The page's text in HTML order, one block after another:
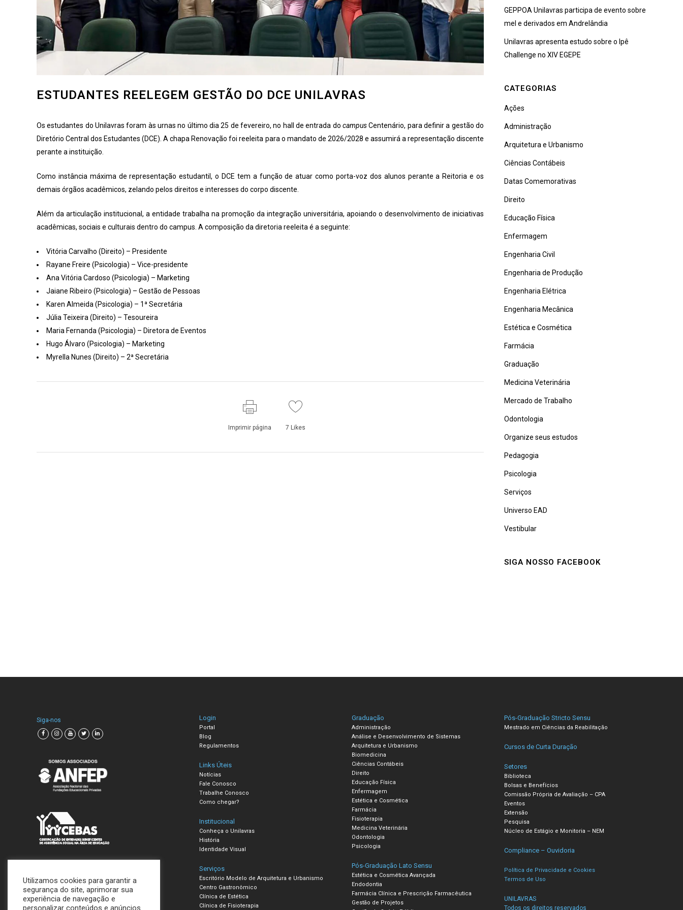
ESTUDANTES REELEGEM GESTÃO DO DCE UNILAVRAS
Os estudantes do Unilavras foram às urnas no último dia 25 de fevereiro, no hall de entrada do campusCentenário, para definir a gestão do
Diretório Central dos Estudantes (DCE). A chapa Renovação foi reeleita para o mandato de 2026/2028 e assumirá a representação discente
perante a instituição.
Como instância máxima de representação estudantil, o DCE tem a função de atuar como porta-voz dos alunos perante a Reitoria e os
demais órgãos acadêmicos, zelando pelos direitos e interesses do corpo discente.
Além da articulação institucional, a entidade trabalha na promoção da integração universitária, apoiando o desenvolvimento de iniciativas
acadêmicas, sociais e culturais dentro do campus. A composição da diretoria reeleita é a seguinte:
Vitória Carvalho (Direito) – Presidente
Rayane Freire (Psicologia) – Vice-presidente
Ana Vitória Cardoso (Psicologia) – Marketing
Jaiane Ribeiro (Psicologia) – Gestão de Pessoas
Karen Almeida (Psicologia) – 1ª Secretária
Júlia Teixeira (Direito) – Tesoureira
Maria Fernanda (Psicologia) – Diretora de Eventos
Hugo Álvaro (Psicologia) – Marketing
Myrella Nunes (Direito) – 2ª Secretária
Imprimir página 7 Likes
GEPPOA Unilavras participa de evento sobre
mel e derivados em Andrelândia
Unilavras apresenta estudo sobre o Ipê
Challenge no XIV EGEPE
CATEGORIAS
Ações
Administração
Arquitetura e Urbanismo
Ciências Contábeis
Datas Comemorativas
Direito
Educação Física
Enfermagem
Engenharia Civil
Engenharia de Produção
Engenharia Elétrica
Engenharia Mecânica
Estética e Cosmética
Farmácia
Graduação
Medicina Veterinária
Mercado de Trabalho
Odontologia
Organize seus estudos
Pedagogia
Psicologia
Serviços
Universo EAD
Vestibular
SIGA NOSSO FACEBOOK
Siga-nos Login
Portal
Blog
Regulamentos
Links Úteis
Notícias
Fale Conosco
Trabalhe Conosco
Como chegar?
Institucional
Conheça o Unilavras
História
Identidade Visual
Serviços
Escritório Modelo de Arquitetura e Urbanismo
Centro Gastronômico
Clínica de Estética
Clínica de Fisioterapia
Graduação
Administração
Análise e Desenvolvimento de Sistemas
Arquitetura e Urbanismo
Biomedicina
Ciências Contábeis
Direito
Educação Física
Enfermagem
Estética e Cosmética
Farmácia
Fisioterapia
Medicina Veterinária
Odontologia
Psicologia
Pós-Graduação Lato Sensu
Estética e Cosmética Avançada
Endodontia
Farmácia Clínica e Prescrição Farmacêutica
Gestão de Projetos
Pós-Graduação Stricto Sensu
Mestrado em Ciências da Reabilitação
Cursos de Curta Duração
Setores
Biblioteca
Bolsas e Benefícios
Comissão Própria de Avaliação – CPA
Eventos
Extensão
Pesquisa
Núcleo de Estágio e Monitoria – NEM
Compliance – Ouvidoria
Política de Privacidade e Cookies
Termos de Uso
UNILAVRAS
Todos os direitos reservados
Utilizamos cookies para garantir a
segurança do site, aprimorar sua
experiência de navegação e
personalizar conteúdos e anúncios